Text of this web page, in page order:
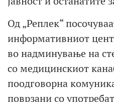
Од „Реплек“
информативниот
во надминување на
со медицинскиот
поодговорна
поврзани со